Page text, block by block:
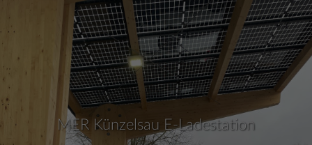
MER Künzelsau E-Ladestation